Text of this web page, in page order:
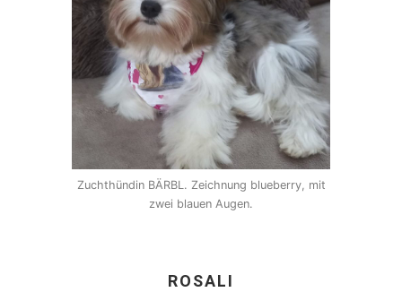
Zuchthündin BÄRBL. Zeichnung blueberry, mit
zwei blauen Augen.
ROSALI